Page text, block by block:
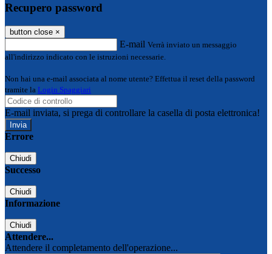
Recupero password
button close ×
E-mail Verrà inviato un messaggio
all'indirizzo indicato con le istruzioni necessarie.
Non hai una e-mail associata al nome utente? Effettua il reset della password
tramite la Login Spaggiari
E-mail inviata, si prega di controllare la casella di posta elettronica!
Errore
Chiudi
Successo
Chiudi
Informazione
Chiudi
Attendere...
Attendere il completamento dell'operazione...